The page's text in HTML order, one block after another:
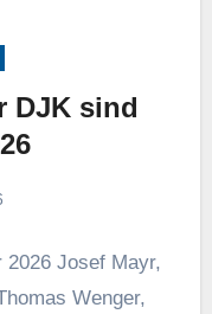
DJK sind
2026 Josef Mayr,
Wenger,